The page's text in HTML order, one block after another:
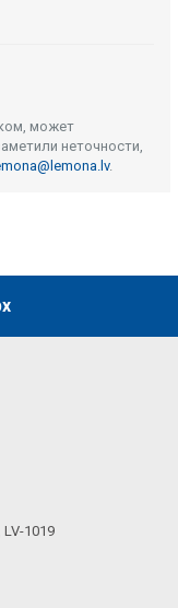
может
неточности,
.
1019